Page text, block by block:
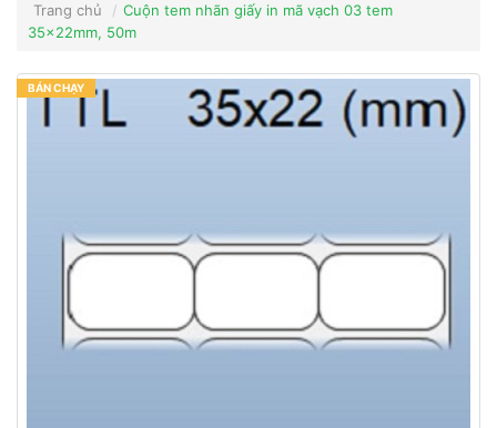
Trang chủ
Cuộn tem nhãn giấy in mã vạch 03 tem
35x22mm, 50m
BÁN CHẠY